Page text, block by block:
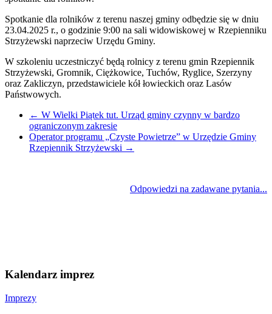
Spotkanie dla rolników z terenu naszej gminy odbędzie się w dniu
23.04.2025 r., o godzinie 9:00 na sali widowiskowej w Rzepienniku
Strzyżewski naprzeciw Urzędu Gminy.
W szkoleniu uczestniczyć będą rolnicy z terenu gmin Rzepiennik
Strzyżewski, Gromnik, Ciężkowice, Tuchów, Ryglice, Szerzyny
oraz Zakliczyn, przedstawiciele kół łowieckich oraz Lasów
Państwowych.
← W Wielki Piątek tut. Urząd gminy czynny w bardzo
ograniczonym zakresie
Operator programu „Czyste Powietrze” w Urzędzie Gminy
Rzepiennik Strzyżewski →
Odpowiedzi na zadawane pytania...
Kalendarz imprez
Imprezy